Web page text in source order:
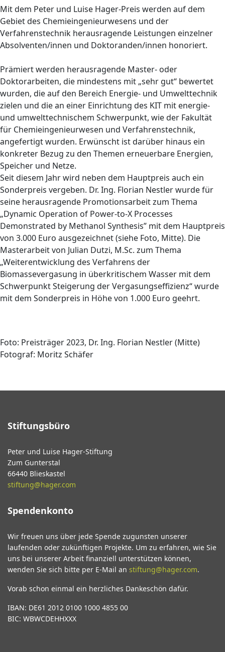
Mit dem Peter und Luise Hager-Preis werden auf dem
Gebiet des Chemieingenieurwesens und der
Verfahrenstechnik herausragende Leistungen einzelner
Absolventen/innen und Doktoranden/innen honoriert.
Prämiert werden herausragende Master- oder
Doktorarbeiten, die mindestens mit „sehr gut“ bewertet
wurden, die auf den Bereich Energie- und Umwelttechnik
zielen und die an einer Einrichtung des KIT mit energie-
und umwelttechnischem Schwerpunkt, wie der Fakultät
für Chemieingenieurwesen und Verfahrenstechnik,
angefertigt wurden. Erwünscht ist darüber hinaus ein
konkreter Bezug zu den Themen erneuerbare Energien,
Speicher und Netze.
Seit diesem Jahr wird neben dem Hauptpreis auch ein
Sonderpreis vergeben. Dr. Ing. Florian Nestler wurde für
seine herausragende Promotionsarbeit zum Thema
„Dynamic Operation of Power-to-X Processes
Demonstrated by Methanol Synthesis” mit dem Hauptpreis
von 3.000 Euro ausgezeichnet (siehe Foto, Mitte). Die
Masterarbeit von Julian Dutzi, M.Sc. zum Thema
„Weiterentwicklung des Verfahrens der
Biomassevergasung in überkritischem Wasser mit dem
Schwerpunkt Steigerung der Vergasungseffizienz“ wurde
mit dem Sonderpreis in Höhe von 1.000 Euro geehrt.
Foto: Preisträger 2023, Dr. Ing. Florian Nestler (Mitte)
Fotograf: Moritz Schäfer
Stiftungsbüro
Peter und Luise Hager-Stiftung
Zum Gunterstal
66440 Blieskastel
stiftung@hager.com
Spendenkonto
Wir freuen uns über jede Spende zugunsten unserer
laufenden oder zukünftigen Projekte. Um zu erfahren, wie Sie
uns bei unserer Arbeit finanziell unterstützen können,
wenden Sie sich bitte per E-Mail an stiftung@hager.com.
Vorab schon einmal ein herzliches Dankeschön dafür.
IBAN: DE61 2012 0100 1000 4855 00
BIC: WBWCDEHHXXX